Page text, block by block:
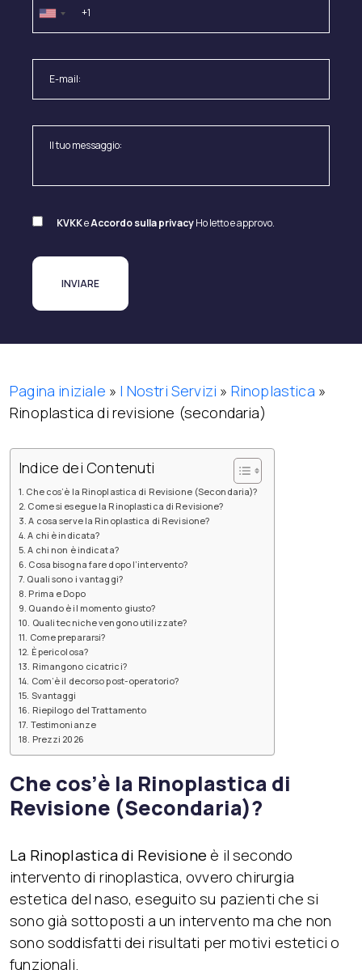
KVKKeAccordo sulla privacyHo letto e approvo.
Pagina iniziale » I Nostri Servizi » Rinoplastica »
Rinoplastica di revisione (secondaria)
Indice dei Contenuti
Che cos’è la Rinoplastica di Revisione (Secondaria)?
Come si esegue la Rinoplastica di Revisione?
A cosa serve la Rinoplastica di Revisione?
A chi è indicata?
A chi non è indicata?
Cosa bisogna fare dopo l’intervento?
Quali sono i vantaggi?
Prima e Dopo
Quando è il momento giusto?
Quali tecniche vengono utilizzate?
Come prepararsi?
È pericolosa?
Rimangono cicatrici?
Com’è il decorso post-operatorio?
Svantaggi
Riepilogo del Trattamento
Testimonianze
Prezzi 2026
Che cos’è la Rinoplastica di
Revisione (Secondaria)?
La Rinoplastica di Revisione è il secondo
intervento di rinoplastica, ovvero chirurgia
estetica del naso, eseguito su pazienti che si
sono già sottoposti a un intervento ma che non
sono soddisfatti dei risultati per motivi estetici o
funzionali.